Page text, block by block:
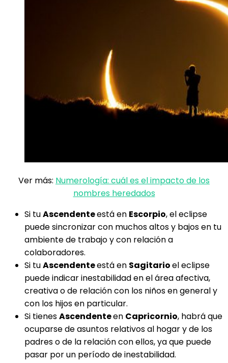
Ver más: Numerología: cuál es el impacto de los
nombres heredados
Si tuAscendenteestá en Escorpio, el eclipse
puede sincronizar con muchos altos y bajos en tu
ambiente de trabajo y con relación a
colaboradores.
Si tuAscendenteestá en Sagitarioel eclipse
puede indicar inestabilidad en el área afectiva,
creativa o de relación con los niños en general y
con los hijos en particular.
Si tienesAscendenteen Capricornio, habrá que
ocuparse de asuntos relativos al hogar y de los
padres o de la relación con ellos, ya que puede
pasar por un período de inestabilidad.